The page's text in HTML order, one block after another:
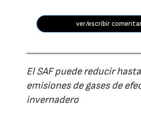
ver/escribir
El SAF puede reducir
emisiones de gases de
invernadero